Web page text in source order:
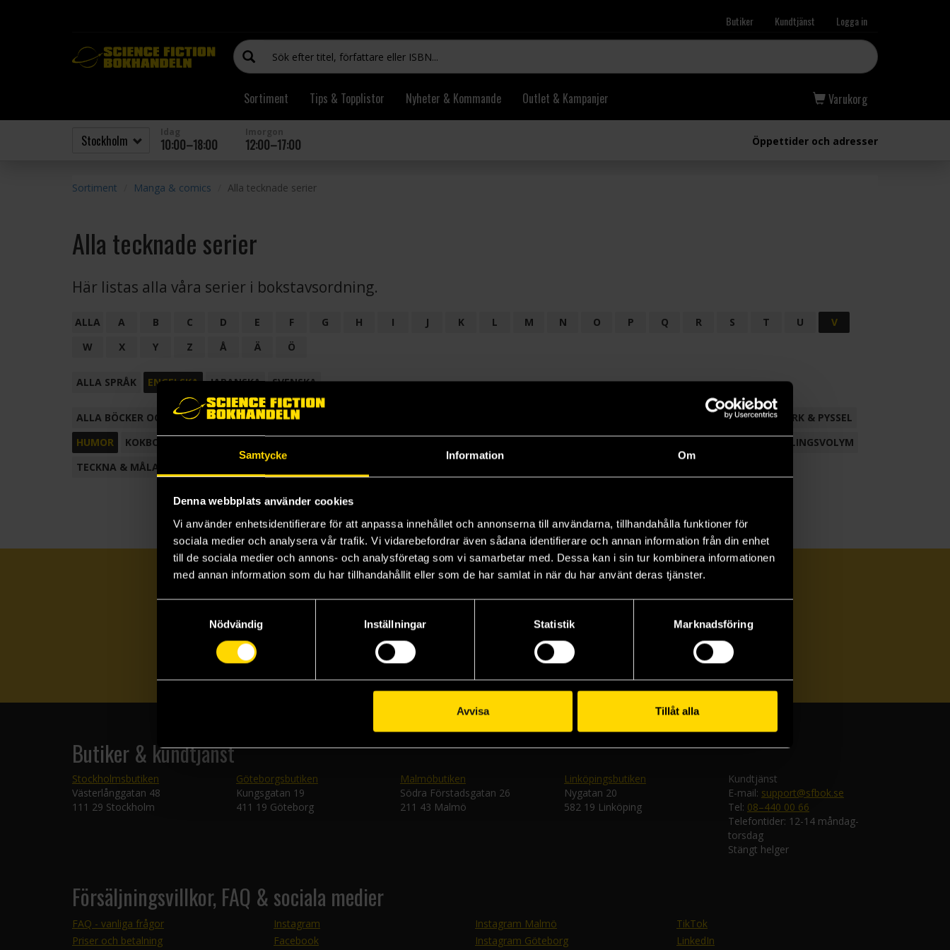
Samtycke Information Om
Denna webbplats använder cookies
Vi använder enhetsidentifierare för att anpassa innehållet och annonserna till användarna, tillhandahålla funktioner för
sociala medier och analysera vår trafik. Vi vidarebefordrar även sådana identifierare och annan information från din enhet
till de sociala medier och annons- och analysföretag som vi samarbetar med. Dessa kan i sin tur kombinera informationen
med annan information som du har tillhandahållit eller som de har samlat in när du har använt deras tjänster.
Nödvändig
Inställningar Statistik Marknadsföring
Avvisa Tillåt alla
Butiker Kundtjänst Logga in
Sortiment Tips & Topplistor Nyheter & Kommande Outlet & Kampanjer Varukorg
10:00–18:00 12:00–17:00 Öppettider och adresser
Sortiment Manga & comics Alla tecknade serier
Alla tecknade serier
Här listas alla våra serier i bokstavsordning.
ALLA A B C D E F G H I J K L M N O P Q R S T U
V
W
X Y Z Å Ä Ö
ALLA SPRÅK ENGELSKA JAPANSKA SVENSKA
ALLA BÖCKER OCH TECKNADE SERIER ANTOLOGI FACKLITTERATUR
HANTVERK & PYSSEL
HUMOR
KOKBOK
SAMLINGSVOLYM
TECKNA & MÅLA
Prenumerera på vårt nyhetsbrev
Butiker & kundtjänst
Stockholmsbutiken
Västerlånggatan 48
111 29 Stockholm
Göteborgsbutiken
Kungsgatan 19
411 19 Göteborg
Malmöbutiken
Södra Förstadsgatan 26
211 43 Malmö
Linköpingsbutiken
Nygatan 20
582 19 Linköping
Kundtjänst
E-mail: support@sfbok.se
Tel: 08–440 00 66
Telefontider: 12-14 måndag-
torsdag
Stängt helger
Försäljningsvillkor, FAQ & sociala medier
FAQ - vanliga frågor
Priser och betalning
Instagram
Facebook
Instagram Malmö
Instagram Göteborg
TikTok
LinkedIn